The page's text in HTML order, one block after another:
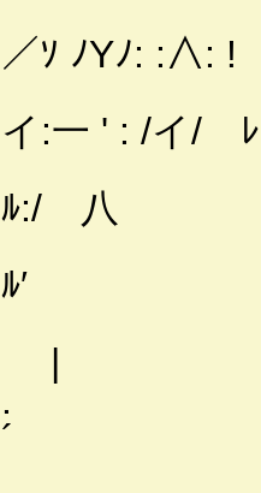
／ｿ ﾉYﾉ: :∧: !
イ:一 ' : /イ/
ﾙ:/ 八
ﾙ′
|
. 〈:::
´